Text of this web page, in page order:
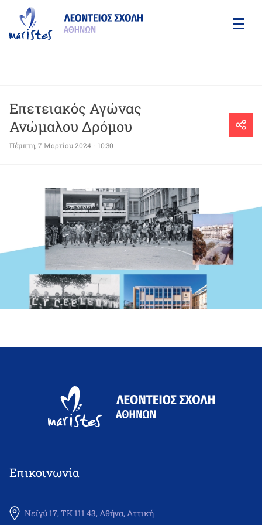
main
content
Επετειακός Αγώνας
Ανώμαλου Δρόμου
Πέμπτη, 7 Μαρτίου 2024 - 10:30
Επικοινωνία
Νεϊγύ 17, ΤΚ 111 43, Αθήνα, Αττική